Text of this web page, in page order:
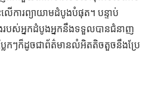
ើការព្យាយាមដំបូងបំផុត។ បន្ទាប់
ស់អ្នកដំបូងអ្នកនឹងទទួលបានជំនាញ
ប្លែកៗក៏ដូចជាព័ត៌មានលំអិតតិចតួចនឹងប្រែ